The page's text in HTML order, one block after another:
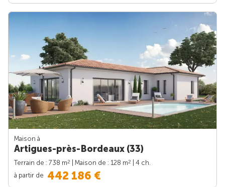
Maison à
Artigues-près-Bordeaux (33)
Terrain de : 738 m2 | Maison de : 128 m2
| 4 ch.
à partir de 442 186 €